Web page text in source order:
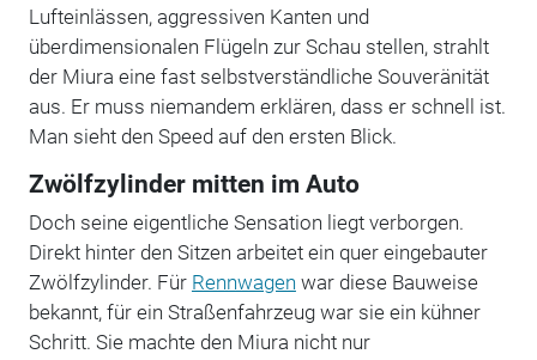
Lufteinlässen, aggressiven Kanten und
überdimensionalen Flügeln zur Schau stellen, strahlt
der Miura eine fast selbstverständliche Souveränität
aus. Er muss niemandem erklären, dass er schnell ist.
Man sieht den Speed auf den ersten Blick.
Zwölfzylinder mitten im Auto
Doch seine eigentliche Sensation liegt verborgen.
Direkt hinter den Sitzen arbeitet ein quer eingebauter
Zwölfzylinder. Für Rennwagen war diese Bauweise
bekannt, für ein Straßenfahrzeug war sie ein kühner
Schritt. Sie machte den Miura nicht nur